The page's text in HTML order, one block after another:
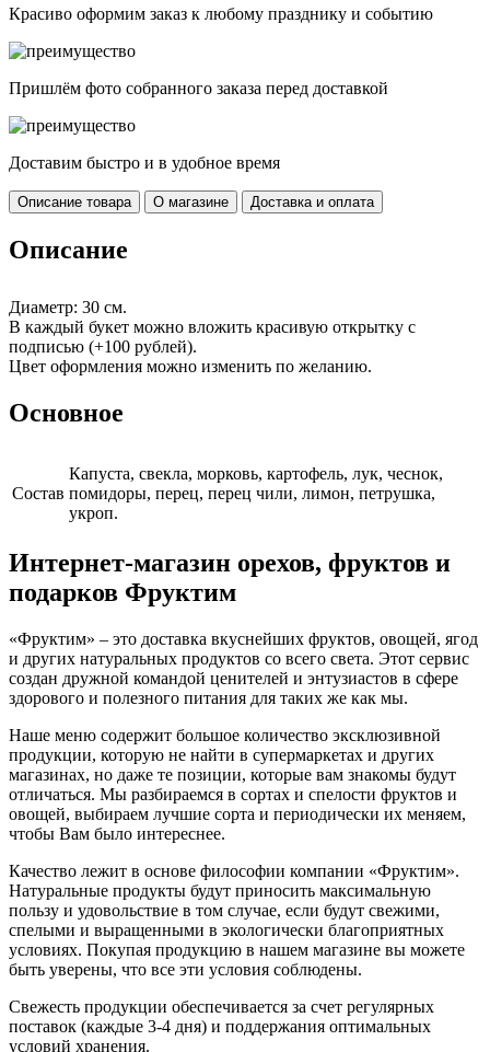
Красиво оформим заказ к любому празднику и событию
Пришлём фото собранного заказа перед доставкой
Доставим быстро и в удобное время
Описание товара О магазине Доставка и оплата
Описание
Диаметр: 30 см.
В каждый букет можно вложить красивую открытку с
подписью (+100 рублей).
Цвет оформления можно изменить по желанию.
Основное
Cостав
Капуста, свекла, морковь, картофель, лук, чеснок,
помидоры, перец, перец чили, лимон, петрушка,
укроп.
Интернет-магазин орехов, фруктов и
подарков Фруктим
«Фруктим» – это доставка вкуснейших фруктов, овощей, ягод
и других натуральных продуктов со всего света. Этот сервис
создан дружной командой ценителей и энтузиастов в сфере
здорового и полезного питания для таких же как мы.
Наше меню содержит большое количество эксклюзивной
продукции, которую не найти в супермаркетах и других
магазинах, но даже те позиции, которые вам знакомы будут
отличаться. Мы разбираемся в сортах и спелости фруктов и
овощей, выбираем лучшие сорта и периодически их меняем,
чтобы Вам было интереснее.
Качество лежит в основе философии компании «Фруктим».
Натуральные продукты будут приносить максимальную
пользу и удовольствие в том случае, если будут свежими,
cпелыми и выращенными в экологически благоприятных
условиях. Покупая продукцию в нашем магазине вы можете
быть уверены, что все эти условия соблюдены.
Свежесть продукции обеспечивается за счет регулярных
поставок (каждые 3-4 дня) и поддержания оптимальных
условий хранения.